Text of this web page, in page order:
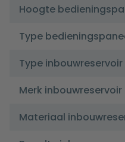
Hoogte
Type
Type inbouwreservoir
Merk inbouwreservoir
Materiaal